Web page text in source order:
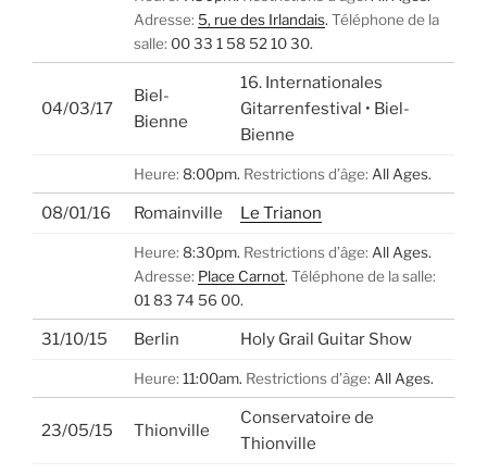
Adresse: 5, rue des Irlandais. Téléphone de la
salle: 00 33 1 58 52 10 30.
04/03/17
Biel-
Bienne
16. Internationales
Gitarrenfestival • Biel-
Bienne
Heure: 8:00pm. Restrictions d’âge: All Ages.
08/01/16 Romainville Le Trianon
Heure: 8:30pm. Restrictions d’âge: All Ages.
Adresse: Place Carnot. Téléphone de la salle:
01 83 74 56 00.
31/10/15 Berlin Holy Grail Guitar Show
Heure: 11:00am. Restrictions d’âge: All Ages.
23/05/15 Thionville
Conservatoire de
Thionville